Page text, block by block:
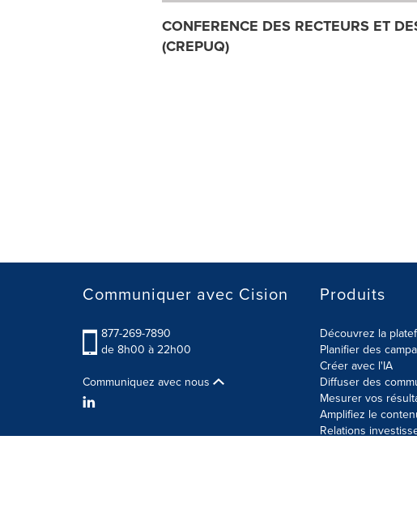
CONFERENCE DES RECTEURS ET
(CREPUQ)
Communiquer avec Cision
877-269-7890
de 8h00 à 22h00
Communiquez avec nous
Produits
Découvrez la
Planifier des
Créer avec l'IA
Diffuser des
Mesurer vos
Amplifiez le
Relations